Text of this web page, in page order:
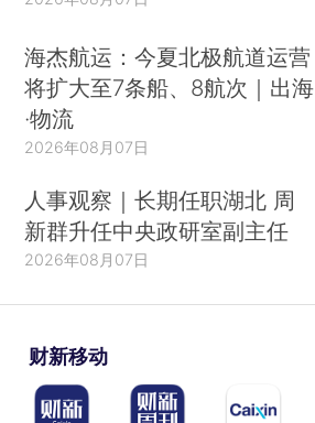
海杰航运：今夏北极航道运营
将扩大至7条船、8航次｜出海
·物流
2026年08月07日
人事观察｜长期任职湖北 周
新群升任中央政研室副主任
2026年08月07日
财新移动